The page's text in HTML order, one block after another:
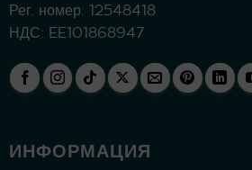
Рег. номер: 12548418
НДС: EE101868947
ИНФОРМАЦИЯ